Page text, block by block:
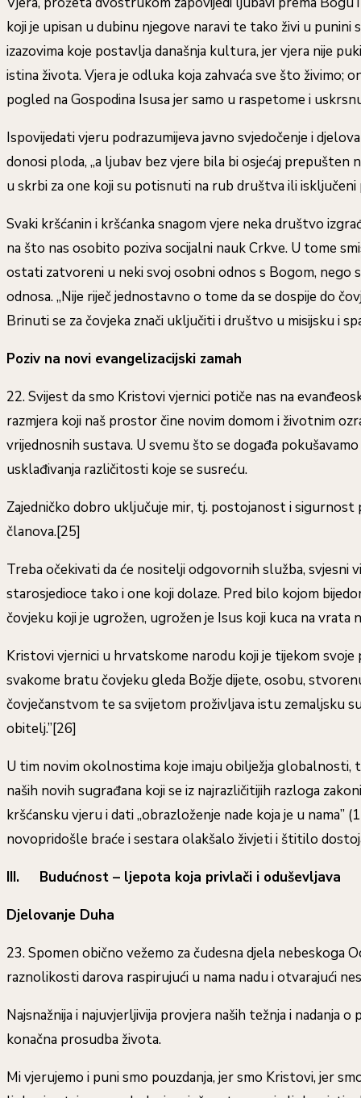
koji je upisan u dubinu njegove naravi te tako živi u
izazovima koje postavlja današnja kultura, jer vjera nije
istina života. Vjera je odluka koja zahvaća sve što živimo;
pogled na Gospodina Isusa jer samo u raspetome i
Ispovijedati vjeru podrazumijeva javno svjedočenje i
donosi ploda, „a ljubav bez vjere bila bi osjećaj
u skrbi za one koji su potisnuti na rub društva ili
Svaki kršćanin i kršćanka snagom vjere neka društvo
na što nas osobito poziva socijalni nauk Crkve. U tome
ostati zatvoreni u neki svoj osobni odnos s Bogom, nego
odnosa. „Nije riječ jednostavno o tome da se dospije do
Brinuti se za čovjeka znači uključiti i društvo u misijsku i
Poziv na novi evangelizacijski zamah
22. Svijest da smo Kristovi vjernici potiče nas na
razmjera koji naš prostor čine novim domom i životnim
vrijednosnih sustava. U svemu što se događa
usklađivanja različitosti koje se susreću.
Zajedničko dobro uključuje mir, tj. postojanost i
članova.[25]
Treba očekivati da će nositelji odgovornih služba,
starosjedioce tako i one koji dolaze. Pred bilo kojom
čovjeku koji je ugrožen, ugrožen je Isus koji kuca na vrata
Kristovi vjernici u hrvatskome narodu koji je tijekom svoje
svakome bratu čovjeku gleda Božje dijete, osobu,
čovječanstvom te sa svijetom proživljava istu zemaljsku
obitelj.”[26]
U tim novim okolnostima koje imaju obilježja globalnosti,
naših novih sugrađana koji se iz najrazličitijih razloga
kršćansku vjeru i dati „obrazloženje nade koja je u
novopridošle braće i sestara olakšalo živjeti i štitilo
III. Budućnost – ljepota koja privlači i oduševljava
Djelovanje Duha
23. Spomen obično vežemo za čudesna djela nebeskoga
raznolikosti darova raspirujući u nama nadu i otvarajući
Najsnažnija i najuvjerljivija provjera naših težnja i nadanja
konačna prosudba života.
Mi vjerujemo i puni smo pouzdanja, jer smo Kristovi, jer